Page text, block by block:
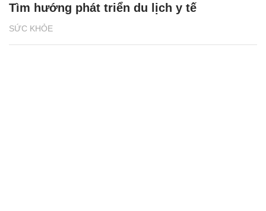
SỨC KHỎE
Tìm hướng phát triển du lịch y tế